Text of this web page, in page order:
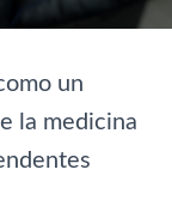
un
la medicina